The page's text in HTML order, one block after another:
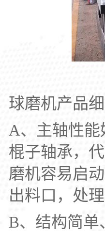
球磨机产品
A、主轴性
棍子轴承，
磨机容易启
出料口，处
B、结构简